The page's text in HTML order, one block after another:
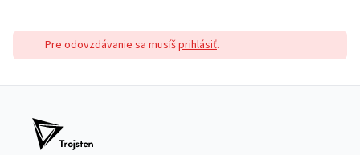
Pre odovzdávanie sa musíšprihlásiť.